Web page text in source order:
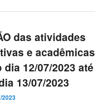
das atividades
e acadêmicas
12/07/2023 até
13/07/2023
2023